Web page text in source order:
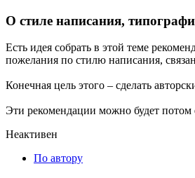
О стиле написания,
Есть идея собрать в этой теме
пожелания по стилю написания,
Конечная цель этого – сделать
Эти рекомендации можно будет потом
Неактивен
По автору